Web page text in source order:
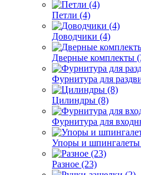
Петли (4)
Доводчики (4)
Дверные комплекты
Фурнитура для
Цилиндры (8)
Фурнитура для
Упоры и шпингалеты
Разное (23)